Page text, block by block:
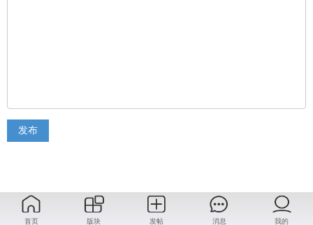
首页 版块 发帖 消息 我的
发布